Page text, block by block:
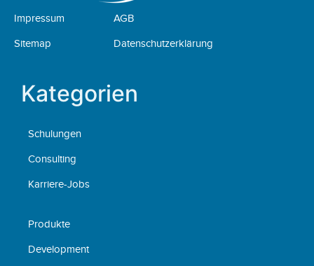
Impressum
Sitemap
AGB
Datenschutzerklärung
Kategorien
Schulungen
Consulting
Karriere-Jobs
Produkte
Development